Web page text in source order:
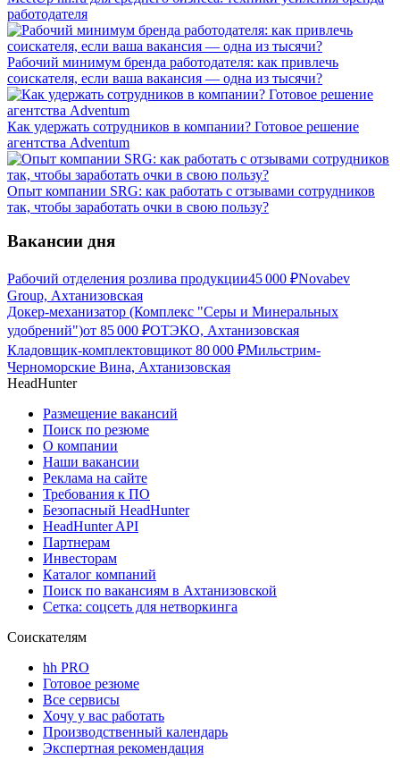
работодателя
Рабочий минимум бренда работодателя: как привлечь
соискателя, если ваша вакансия — одна из тысячи?
Как удержать сотрудников в компании? Готовое решение
агентства Adventum
Опыт компании SRG: как работать с отзывами сотрудников
так, чтобы заработать очки в свою пользу?
Вакансии дня
Рабочий отделения розлива продукции45 000 ₽Novabev
Group, Ахтанизовская
Докер-механизатор (Комплекс "Серы и Минеральных
удобрений")от 85 000 ₽ОТЭКО, Ахтанизовская
Кладовщик-комплектовщикот 80 000 ₽Мильстрим-
Черноморские Вина, Ахтанизовская
HeadHunter
Размещение вакансий
Поиск по резюме
О компании
Наши вакансии
Реклама на сайте
Требования к ПО
Безопасный HeadHunter
HeadHunter API
Партнерам
Инвесторам
Каталог компаний
Поиск по вакансиям в Ахтанизовской
Сетка: соцсеть для нетворкинга
Соискателям
hh PRO
Готовое резюме
Все сервисы
Хочу у вас работать
Производственный календарь
Экспертная рекомендация